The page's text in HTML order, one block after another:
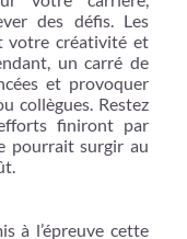
des défis. Les
votre créativité et
un carré de
et provoquer
collègues. Restez
finiront par
pourrait surgir au
à l’épreuve cette